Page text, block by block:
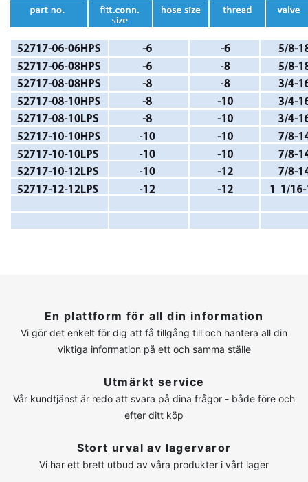
En plattform för all din information
Vi gör det enkelt för dig att få tillgång till och hantera all din
viktiga information på ett och samma ställe
Utmärkt service
Vår kundtjänst är redo att svara på dina frågor - både före och
efter ditt köp
Stort urval av lagervaror
Vi har ett brett utbud av våra produkter i vårt lager